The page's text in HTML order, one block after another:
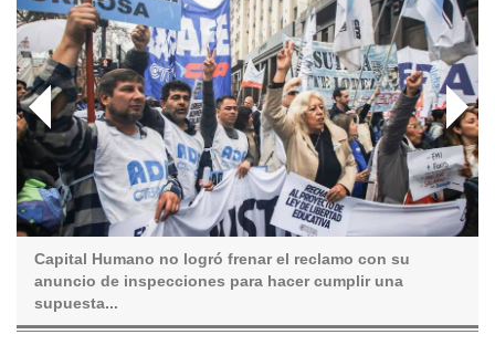
RT@caortega64
: 📢 MARCHAMOS 📍Desde la ex ESMA
hasta San José 1111, hacia Plaza de Mayo.
https://t.co/o7PaEbKM36
Ver en X
Consenso Patagónico
@consensopatagon
5d
RT@caortega64:https://t.co/q6PsJKqeuz
Ver en X
Consenso Patagónico
Capital Humano no logró frenar el reclamo con su
anuncio de inspecciones para hacer cumplir una
supuesta...